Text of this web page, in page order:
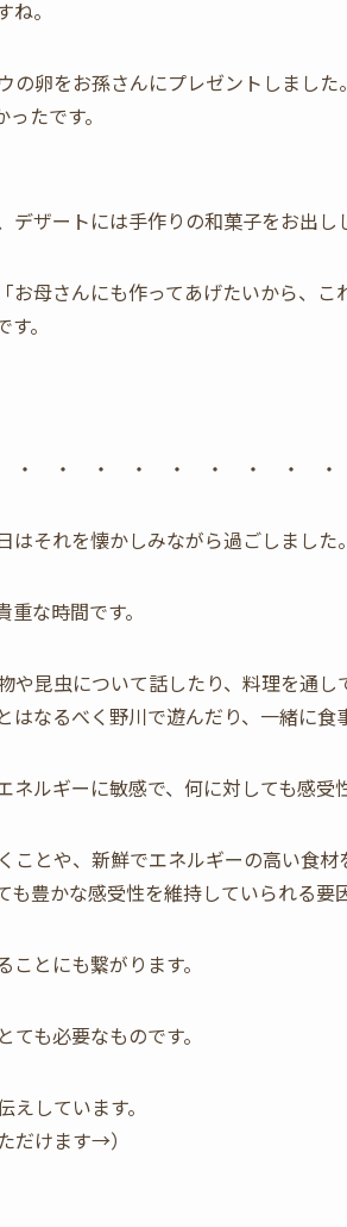
。
卵をお孫さんにプレゼントしました。
たです。
ザートには手作りの和菓子をお出し
母さんにも作ってあげたいから、こ
。
・ ・ ・ ・ ・ ・ ・ ・
それを懐かしみながら過ごしました。
な時間です。
昆虫について話したり、料理を通し
なるべく野川で遊んだり、一緒に食
ルギーに敏感で、何に対しても感受
とや、新鮮でエネルギーの高い食材
豊かな感受性を維持していられる要
とにも繋がります。
も必要なものです。
しています。
だけます→）